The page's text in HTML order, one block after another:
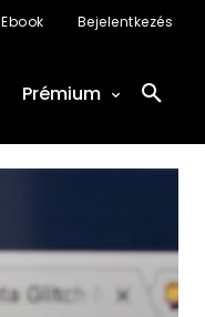
Ebook Bejelentkezés
Prémium